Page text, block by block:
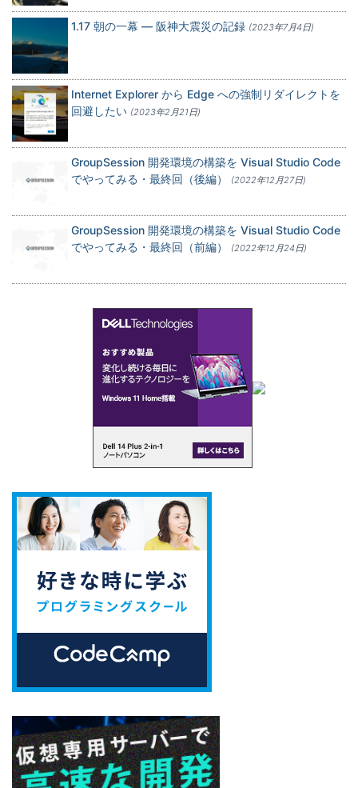
1.17 朝の一幕 — 阪神大震災の記録 (2023年7月4日)
Internet Explorer から Edge への強制リダイレクトを
回避したい (2023年2月21日)
GroupSession 開発環境の構築を Visual Studio Code
でやってみる・最終回（後編）
(2022年12月27日)
GroupSession 開発環境の構築を Visual Studio Code
でやってみる・最終回（前編）
(2022年12月24日)